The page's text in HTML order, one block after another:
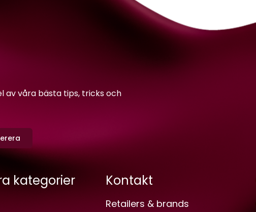
av våra bästa tips, tricks och
kategorier Kontakt
Retailers & brands